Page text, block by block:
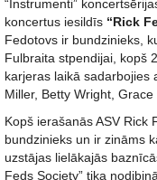
“Instrumenti”
koncertus iesildīs “Rick
Fedotovs ir bundzinieks,
Fulbraita stpendijai, kopš
karjeras laikā sadarbojies
Miller, Betty Wright,
Kopš ierašanās ASV Rick
bundzinieks un ir zināms
uzstājas lielākajās
Feds Society” tika